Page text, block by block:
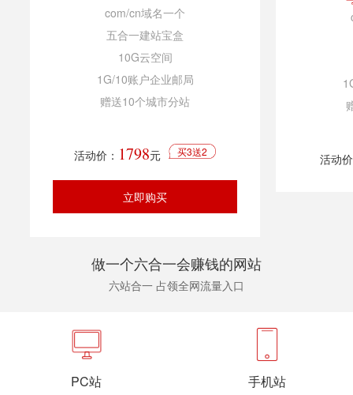
com/cn域名一个
五合一建站宝盒
10G云空间
1G/10账户企业邮局
赠送10个城市分站
活动价： 1798元 买3送2
立即购买
活动
做一个六合一会赚钱的网站
六站合一 占领全网流量入口
PC站 手机站